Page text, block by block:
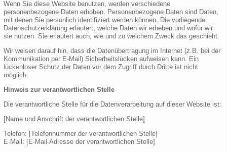
Wenn Sie diese Website benutzen, werden verschiedene
personenbezogene Daten erhoben. Personenbezogene Daten sind Daten,
mit denen Sie persönlich identifiziert werden können. Die vorliegende
Datenschutzerklärung erläutert, welche Daten wir erheben und wofür wir
sie nutzen. Sie erläutert auch, wie und zu welchem Zweck das geschieht.
Wir weisen darauf hin, dass die Datenübertragung im Internet (z.B. bei der
Kommunikation per E-Mail) Sicherheitslücken aufweisen kann. Ein
lückenloser Schutz der Daten vor dem Zugriff durch Dritte ist nicht
möglich.
Hinweis zur verantwortlichen Stelle
Die verantwortliche Stelle für die Datenverarbeitung auf dieser Website ist:
[Name und Anschrift der verantwortlichen Stelle]
Telefon: [Telefonnummer der verantwortlichen Stelle]
E-Mail: [E-Mail-Adresse der verantwortlichen Stelle]